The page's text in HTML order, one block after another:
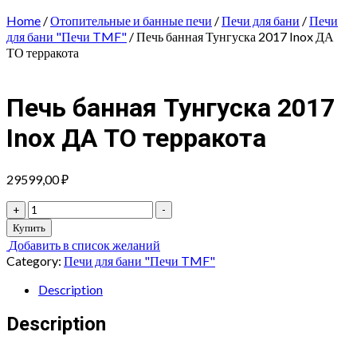
Home /Отопительные и банные печи /Печи для бани /Печи
для бани "Печи TMF" / Печь банная Тунгуска 2017 Inox ДА
ТО терракота
Печь банная Тунгуска 2017
Inox ДА ТО терракота
29599,00₽
+
Печь
банная
Тунгуска
2017
Inox
ДА
терракота
quantity
-
Купить
Добавить в список желаний
Category: Печи для бани "Печи TMF"
Description
Description